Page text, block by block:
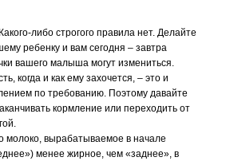
либо строгого правила нет. Делайте
ребенку и вам сегодня – завтра
вашего малыша могут измениться.
когда и как ему захочется, – это и
по требованию. Поэтому давайте
кормление или переходить от
молоко, вырабатываемое в начале
менее жирное, чем «заднее», в